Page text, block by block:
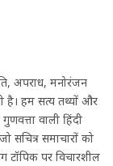
अपराध, मनोरंजन
है। हम सत्य तथ्यों और
वाली हिंदी
सचित्र समाचारों को
टॉपिक पर विचारशील